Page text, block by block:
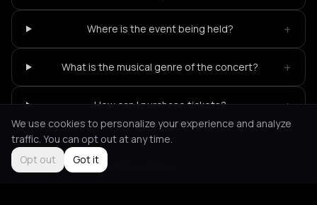
Where is the event being held? +
What is the musical genre of the concert? +
How can I purchase tickets? +
Not feeling it? All events in Samos
We use cookies to personalize your experience and analyze
traffic. You can opt out at any time.
Opt out
Got it